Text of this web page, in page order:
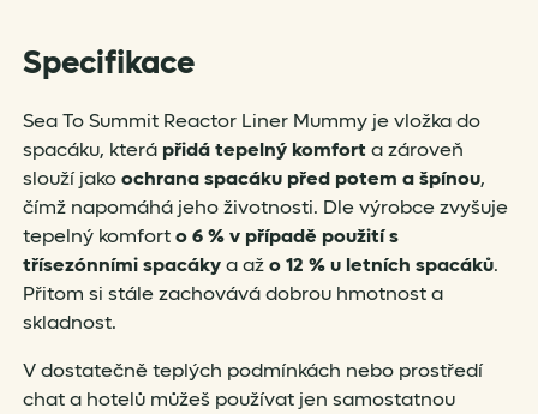
Specifikace
Sea To Summit Reactor Liner Mummy je vložka do
spacáku, která přidá tepelný komfort a zároveň
slouží jakoochrana spacáku před potem a špínou,
čímž napomáhá jeho životnosti. Dle výrobce zvyšuje
tepelný komforto 6 % v případě použití s
třísezónními spacákya ažo 12 % u letních spacáků.
Přitom si stále zachovává dobrou hmotnost a
skladnost.
V dostatečně teplých podmínkách nebo prostředí
chat a hotelů můžeš používat jen samostatnou